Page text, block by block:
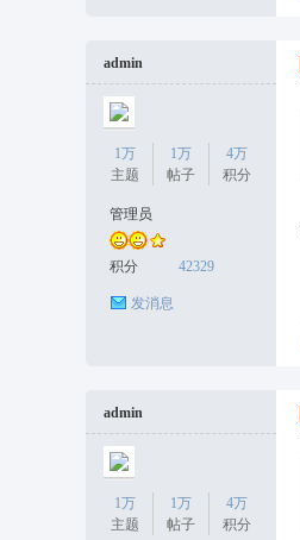
admin
1万
主题
1万
帖子
4万
积分
管理员
积分 42329
发消息
admin
1万
主题
1万
帖子
4万
积分